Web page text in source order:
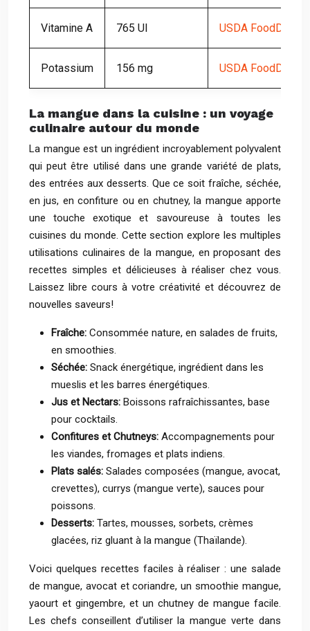
Vitamine A 765 UI USDA FoodData
Potassium 156 mg USDA FoodData
La mangue dans la cuisine : un voyage
culinaire autour du monde
La mangue est un ingrédient incroyablement polyvalent
qui peut être utilisé dans une grande variété de plats,
des entrées aux desserts. Que ce soit fraîche, séchée,
en jus, en confiture ou en chutney, la mangue apporte
une touche exotique et savoureuse à toutes les
cuisines du monde. Cette section explore les multiples
utilisations culinaires de la mangue, en proposant des
recettes simples et délicieuses à réaliser chez vous.
Laissez libre cours à votre créativité et découvrez de
nouvelles saveurs!
Fraîche: Consommée nature, en salades de fruits,
en smoothies.
Séchée: Snack énergétique, ingrédient dans les
mueslis et les barres énergétiques.
Jus et Nectars: Boissons rafraîchissantes, base
pour cocktails.
Confitures et Chutneys: Accompagnements pour
les viandes, fromages et plats indiens.
Plats salés: Salades composées (mangue, avocat,
crevettes), currys (mangue verte), sauces pour
poissons.
Desserts: Tartes, mousses, sorbets, crèmes
glacées, riz gluant à la mangue (Thaïlande).
Voici quelques recettes faciles à réaliser : une salade
de mangue, avocat et coriandre, un smoothie mangue,
yaourt et gingembre, et un chutney de mangue facile.
Les chefs conseillent d’utiliser la mangue verte dans